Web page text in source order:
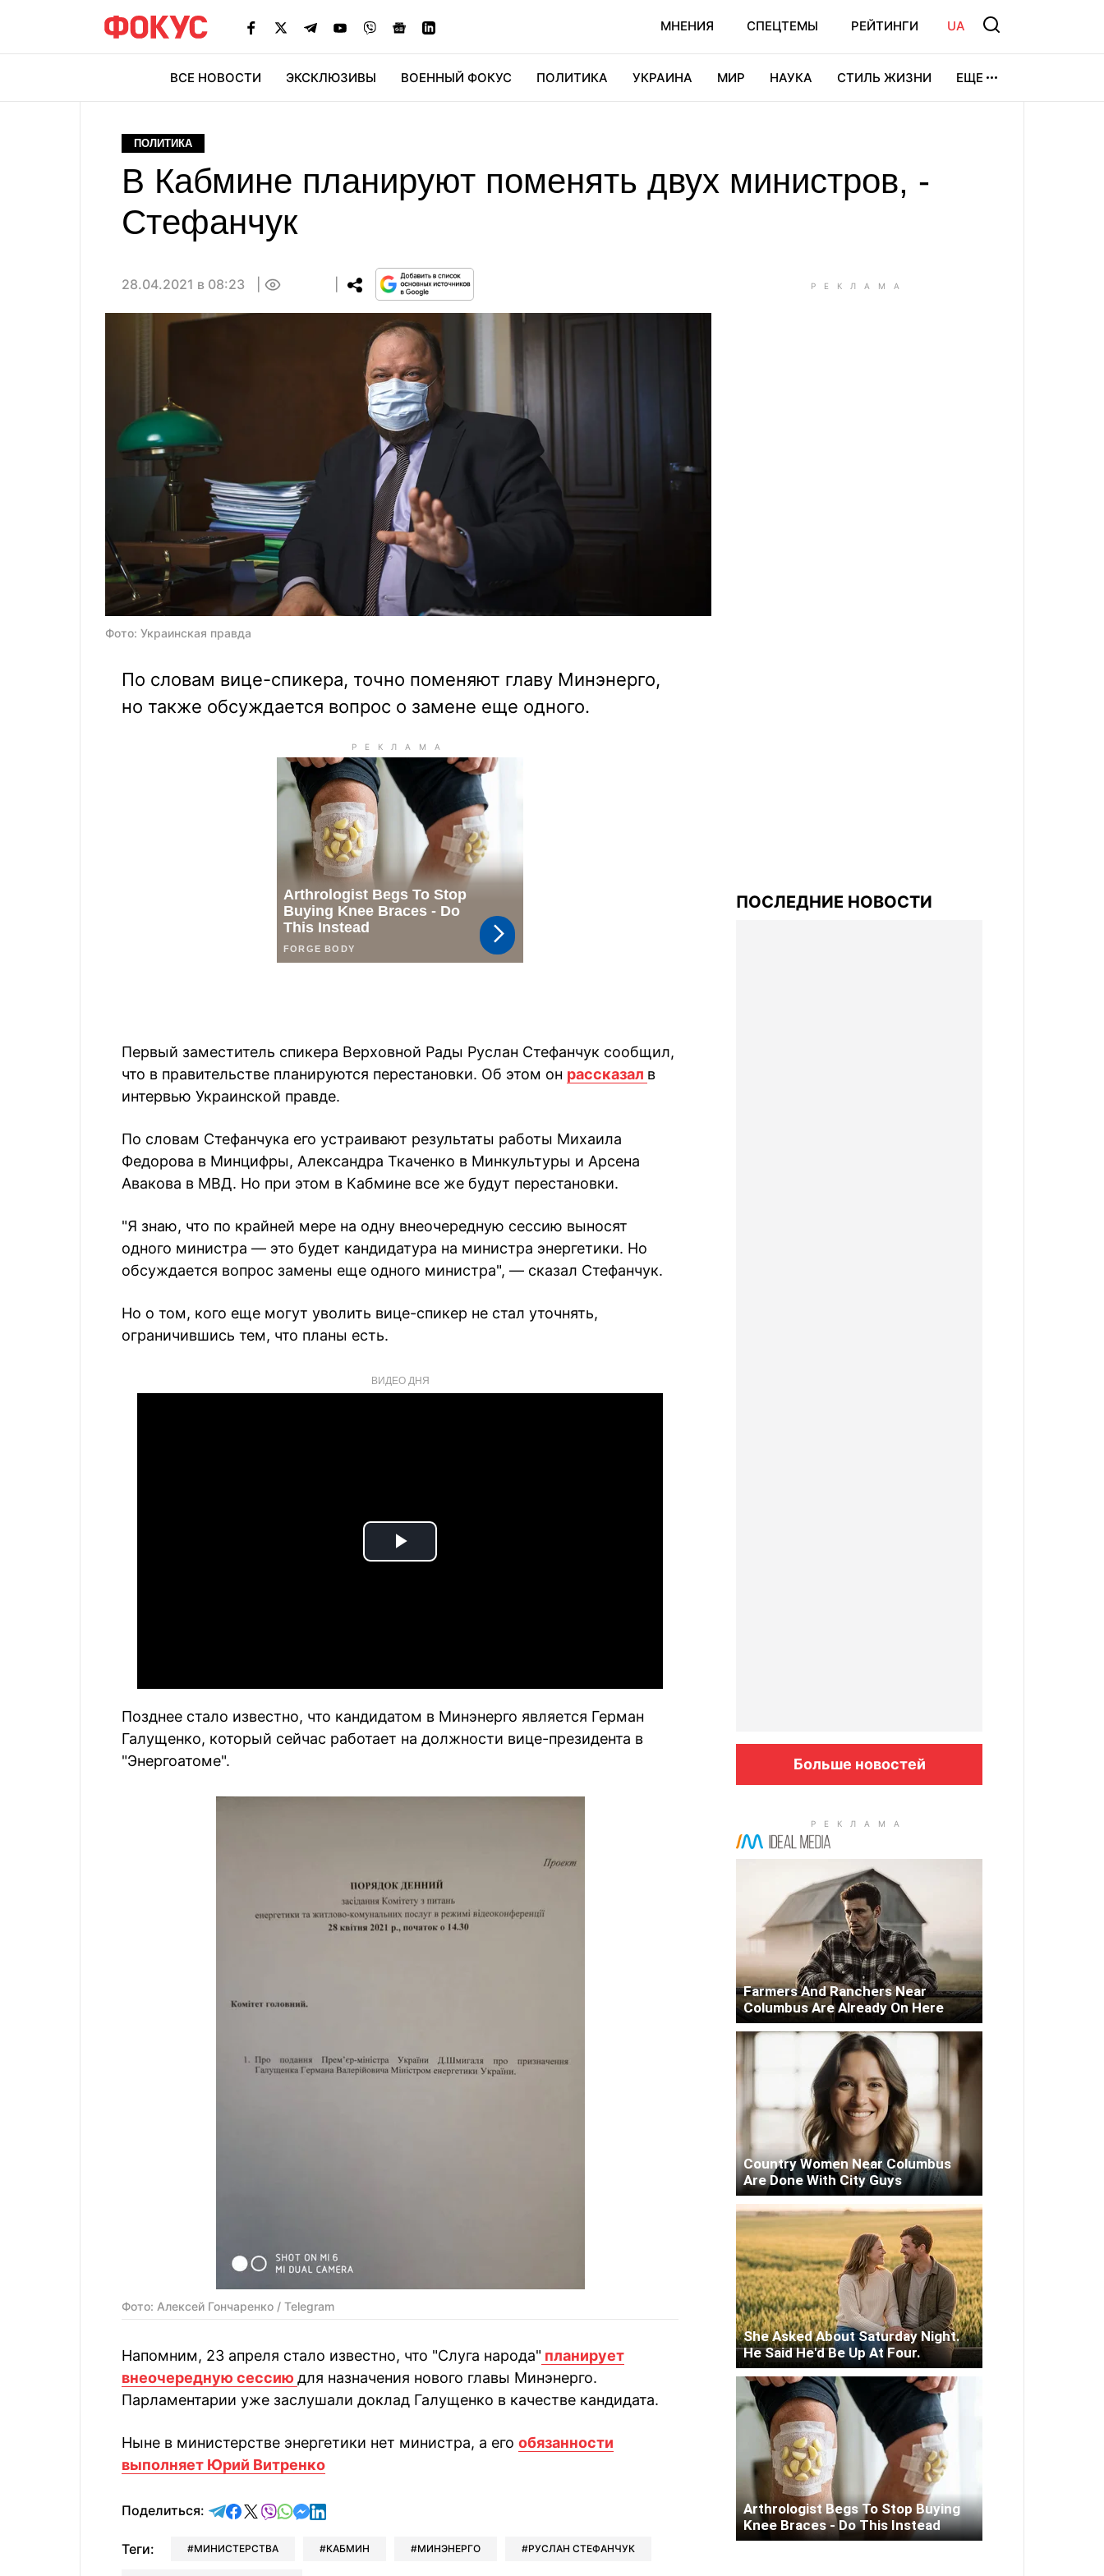
МНЕНИЯ СПЕЦТЕМЫ РЕЙТИНГИ UA
ВСЕ НОВОСТИ ЭКСКЛЮЗИВЫ ВОЕННЫЙ ФОКУС ПОЛИТИКА УКРАИНА МИР НАУКА СТИЛЬ ЖИЗНИ ЕЩЕ
ПОЛИТИКА
В Кабмине планируют поменять двух министров, -
Стефанчук
28.04.2021 в 08:23
Фото: Украинская правда
По словам вице-спикера, точно поменяют главу Минэнерго,
но также обсуждается вопрос о замене еще одного.
Первый заместитель спикера Верховной Рады Руслан Стефанчук сообщил,
что в правительстве планируются перестановки. Об этом он рассказал в
интервью Украинской правде.
По словам Стефанчука его устраивают результаты работы Михаила
Федорова в Минцифры, Александра Ткаченко в Минкультуры и Арсена
Авакова в МВД. Но при этом в Кабмине все же будут перестановки.
"Я знаю, что по крайней мере на одну внеочередную сессию выносят
одного министра — это будет кандидатура на министра энергетики. Но
обсуждается вопрос замены еще одного министра", — сказал Стефанчук.
Но о том, кого еще могут уволить вице-спикер не стал уточнять,
ограничившись тем, что планы есть.
ВИДЕО ДНЯ
Play
Позднее стало известно, что кандидатом в Минэнерго является Герман
Галущенко, который сейчас работает на должности вице-президента в
"Энергоатоме".
Фото: Алексей Гончаренко / Telegram
Напомним, 23 апреля стало известно, что "Слуга народа" планирует
внеочередную сессию для назначения нового главы Минэнерго.
Парламентарии уже заслушали доклад Галущенко в качестве кандидата.
Ныне в министерстве энергетики нет министра, а его обязанности
выполняет Юрий Витренко
Поделиться: отправить в Telegram
поделиться в Facebook
поделиться в X
отправить в Viber
отправить в Whatsapp
отправить в Messenger
отправить в LinkedIn
Теги: МИНИСТЕРСТВА КАБМИН МИНЭНЕРГО РУСЛАН СТЕФАНЧУК
ПОСЛЕДНИЕ НОВОСТИ
Больше новостей